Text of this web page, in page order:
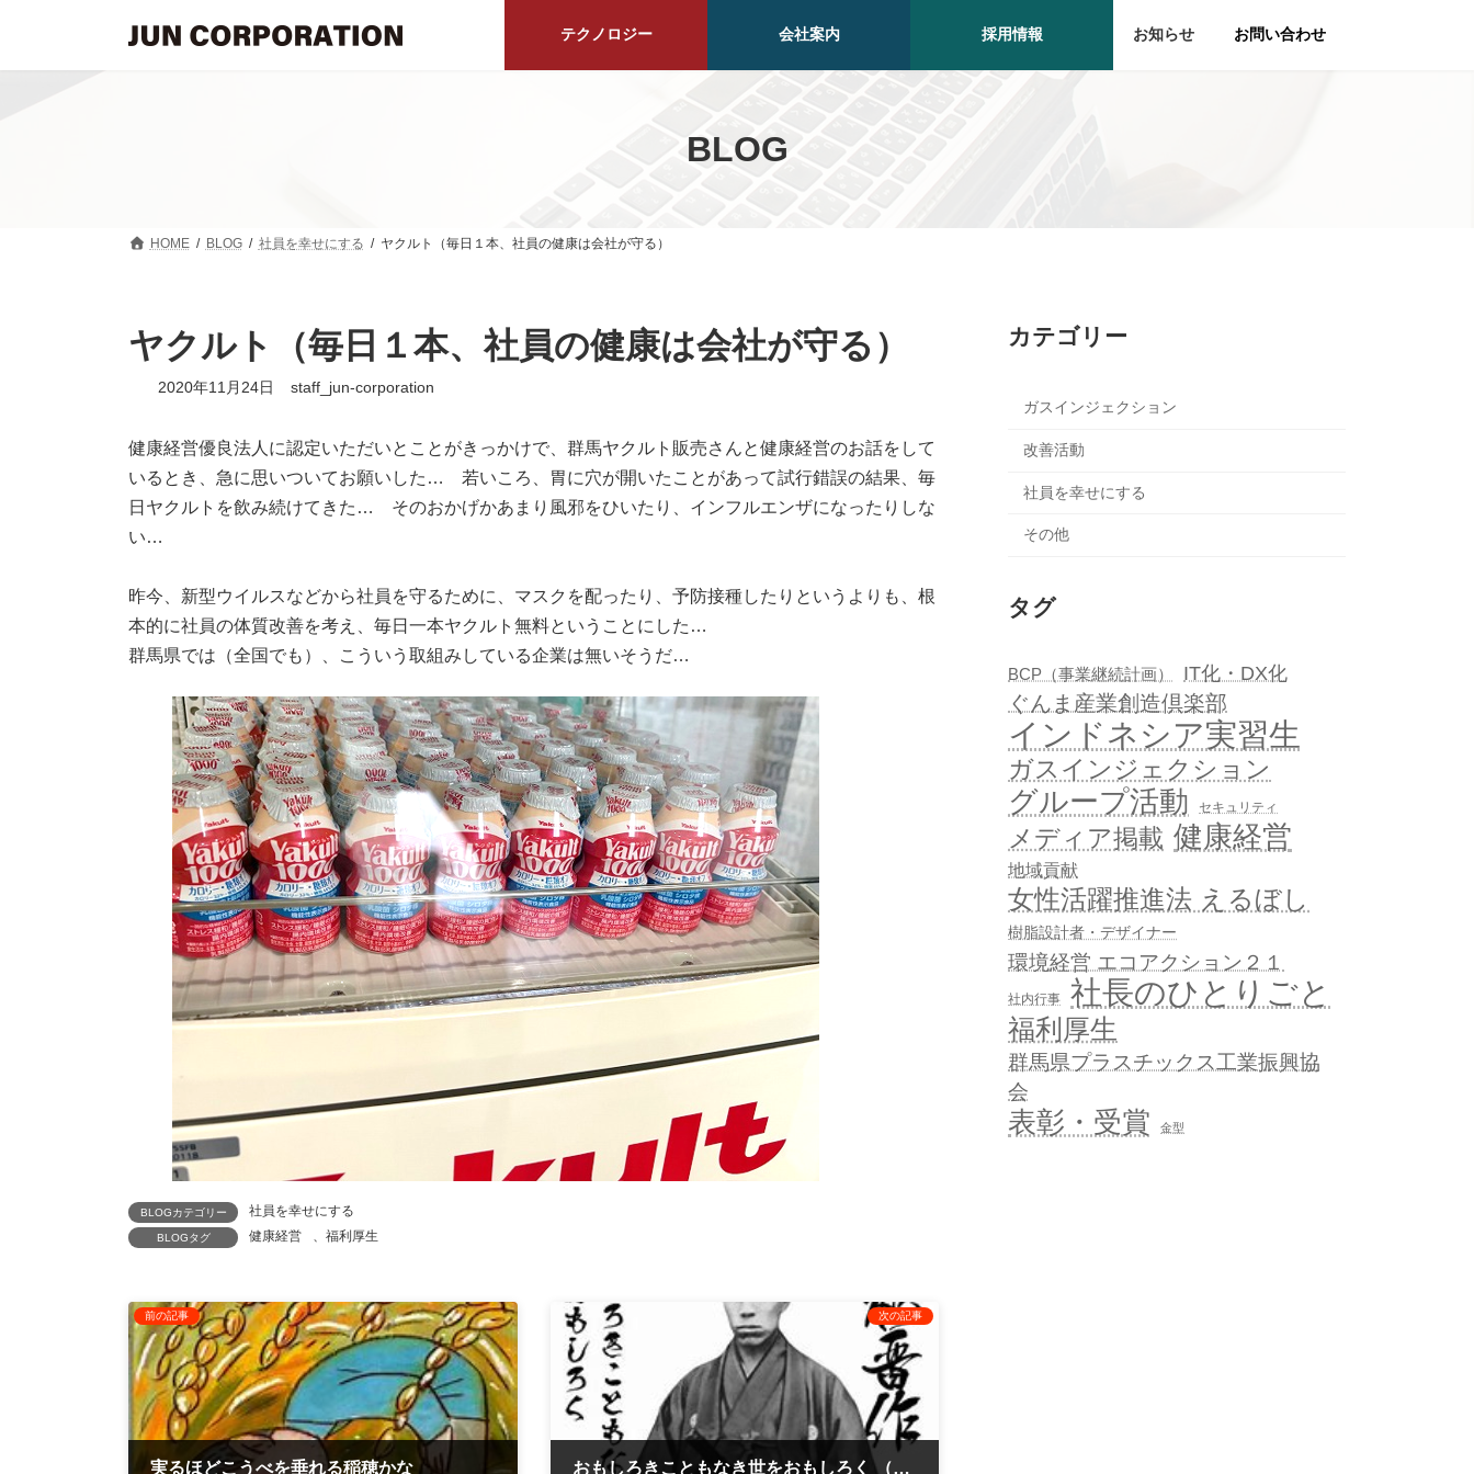
テクノロジー 会社案内 採用情報 お知らせ お問い合わせ
BLOG
HOME BLOG 社員を幸せにする ヤクルト（毎日１本、社員の健康は会社が守る）
ヤクルト（毎日１本、社員の健康は会社が守る）
2020年11月24日 staff_jun-corporation
健康経営優良法人に認定いただいとことがきっかけで、群馬ヤクルト販売さんと健康経営のお話をして
いるとき、急に思いついてお願いした… 若いころ、胃に穴が開いたことがあって試行錯誤の結果、毎
日ヤクルトを飲み続けてきた… そのおかげかあまり風邪をひいたり、インフルエンザになったりしな
い…
昨今、新型ウイルスなどから社員を守るために、マスクを配ったり、予防接種したりというよりも、根
本的に社員の体質改善を考え、毎日一本ヤクルト無料ということにした…
群馬県では（全国でも）、こういう取組みしている企業は無いそうだ…
BLOGカテゴリー 社員を幸せにする
BLOGタグ 健康経営 福利厚生
前の記事
実るほどこうべを垂れる稲穂かな
次の記事
おもしろきこともなき世をおもしろく （すみなすものは心なりけり）
カテゴリー
ガスインジェクション
改善活動
社員を幸せにする
その他
タグ
BCP（事業継続計画） IT化・DX化
ぐんま産業創造倶楽部
インドネシア実習生
ガスインジェクション
グループ活動 セキュリティ
メディア掲載 健康経営
地域貢献
女性活躍推進法 えるぼし
樹脂設計者・デザイナー
環境経営 エコアクション２１
社内行事 社長のひとりごと
福利厚生
群馬県プラスチックス工業振興協
会
表彰・受賞 金型